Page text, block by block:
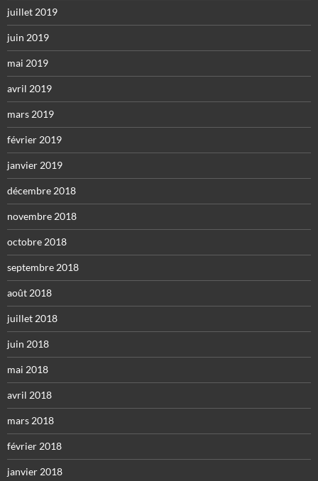
juillet 2019
juin 2019
mai 2019
avril 2019
mars 2019
février 2019
janvier 2019
décembre 2018
novembre 2018
octobre 2018
septembre 2018
août 2018
juillet 2018
juin 2018
mai 2018
avril 2018
mars 2018
février 2018
janvier 2018